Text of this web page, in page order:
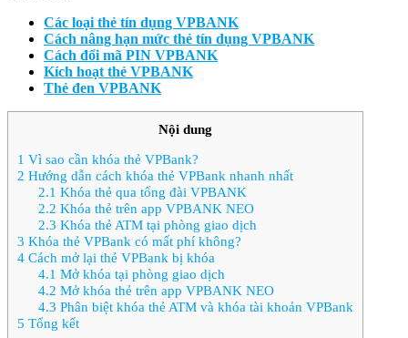
Các loại thẻ tín dụng VPBANK
Cách nâng hạn mức thẻ tín dụng VPBANK
Cách đổi mã PIN VPBANK
Kích hoạt thẻ VPBANK
Thẻ đen VPBANK
Nội dung
1 Vì sao cần khóa thẻ VPBank?
2 Hướng dẫn cách khóa thẻ VPBank nhanh nhất
2.1 Khóa thẻ qua tổng đài VPBANK
2.2 Khóa thẻ trên app VPBANK NEO
2.3 Khóa thẻ ATM tại phòng giao dịch
3 Khóa thẻ VPBank có mất phí không?
4 Cách mở lại thẻ VPBank bị khóa
4.1 Mở khóa tại phòng giao dịch
4.2 Mở khóa thẻ trên app VPBANK NEO
4.3 Phân biệt khóa thẻ ATM và khóa tài khoản VPBank
5 Tổng kết